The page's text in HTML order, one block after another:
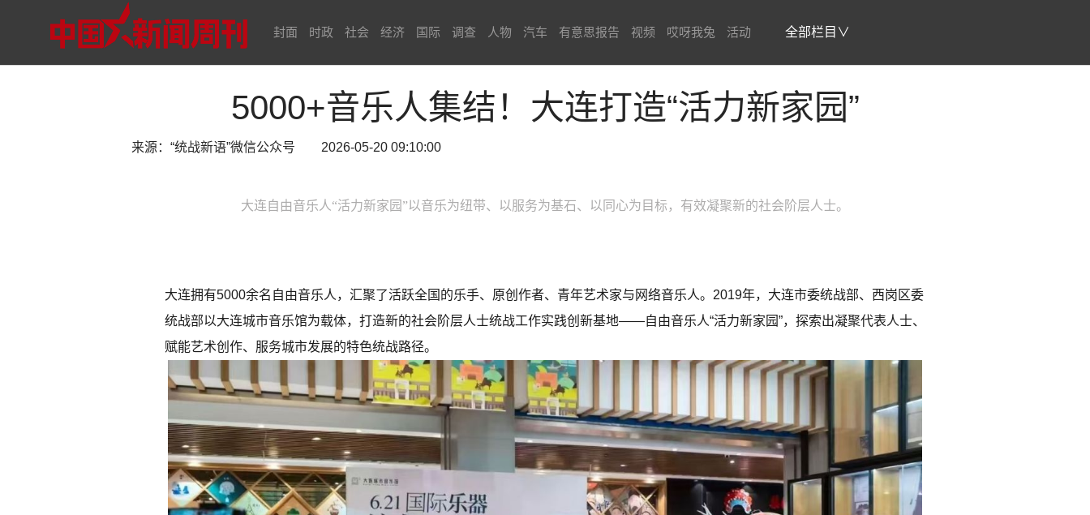
封面 时政 社会 经济 国际 调查 人物 汽车 有意思报告 视频 哎呀我兔 活动 全部栏目∨
5000+音乐人集结！大连打造“活力新家园”
来源：“统战新语”微信公众号 2026-05-20 09:10:00
大连自由音乐人“活力新家园”以音乐为纽带、以服务为基石、以同心为目标，有效凝聚新的社会阶层人士。
大连拥有5000余名自由音乐人，汇聚了活跃全国的乐手、原创作者、青年艺术家与网络音乐人。2019年，大连市委统战部、西岗区委
统战部以大连城市音乐馆为载体，打造新的社会阶层人士统战工作实践创新基地——自由音乐人“活力新家园”，探索出凝聚代表人士、
赋能艺术创作、服务城市发展的特色统战路径。